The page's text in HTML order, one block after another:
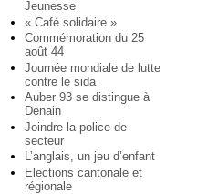
Jeunesse
« Café solidaire »
Commémoration du 25
août 44
Journée mondiale de lutte
contre le sida
Auber 93 se distingue à
Denain
Joindre la police de
secteur
L’anglais, un jeu d’enfant
Elections cantonale et
régionale